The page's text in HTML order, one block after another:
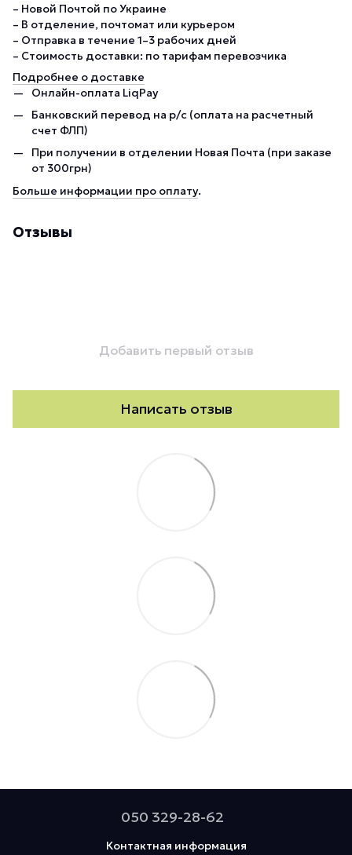
– Новой Почтой по Украине
– В отделение, почтомат или курьером
– Отправка в течение 1–3 рабочих дней
– Стоимость доставки: по тарифам перевозчика
Подробнее о доставке
Онлайн-оплата LiqPay
Банковский перевод на р/с (оплата на расчетный
счет ФЛП)
При получении в отделении Новая Почта (при заказе
от 300грн)
Больше информации про оплату.
Отзывы
Добавить первый отзыв
Написать отзыв
050 329-28-62
Контактная информация